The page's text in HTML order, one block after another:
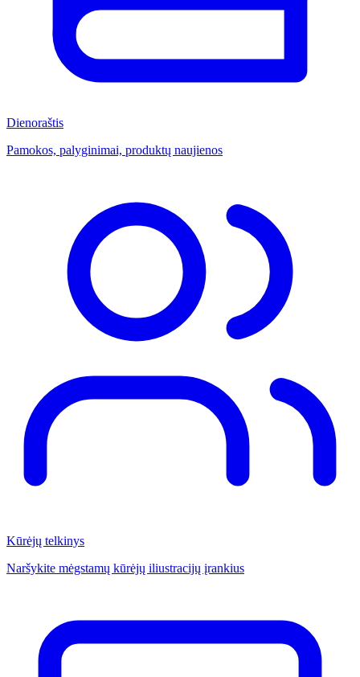
Dienoraštis
Pamokos, palyginimai, produktų naujienos
Kūrėjų telkinys
Naršykite mėgstamų kūrėjų iliustracijų įrankius